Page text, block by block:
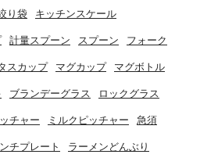
り袋 キッチンスケール
計量スプーン スプーン フォーク
スカップ マグカップ マグボトル
ブランデーグラス ロックグラス
チャー ミルクピッチャー 急須
チプレート ラーメンどんぶり